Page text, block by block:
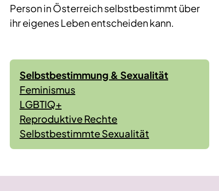
Selbstbestimmung & Sexualität
Feminismus
LGBTIQ+
Reproduktive Rechte
Selbstbestimmte Sexualität
Person in Österreich selbstbestimmt über
ihr eigenes Leben entscheiden kann.